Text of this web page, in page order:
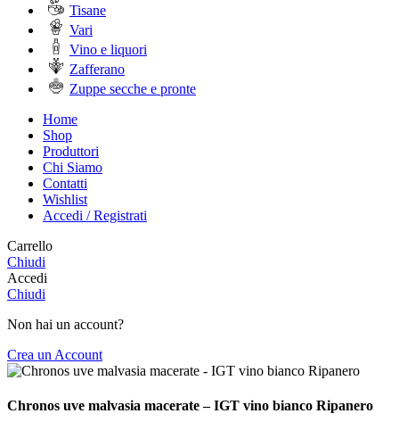
Tisane
Vari
Vino e liquori
Zafferano
Zuppe secche e pronte
Home
Shop
Produttori
Chi Siamo
Contatti
Wishlist
Accedi / Registrati
Carrello
Chiudi
Accedi
Chiudi
Non hai un account?
Crea un Account
Chronos uve malvasia macerate – IGT vino bianco Ripanero